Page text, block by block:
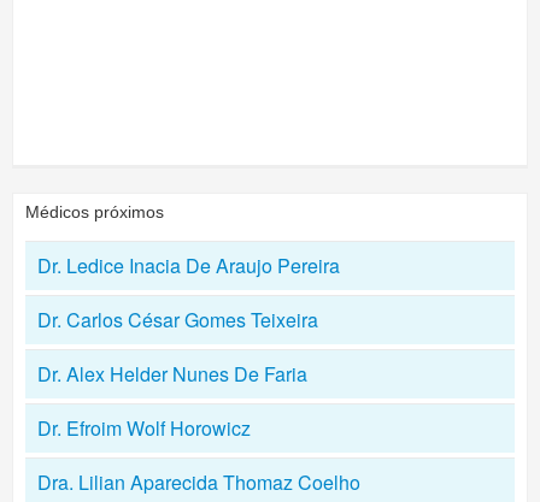
Médicos próximos
Dr. Ledice Inacia De Araujo Pereira
Dr. Carlos César Gomes Teixeira
Dr. Alex Helder Nunes De Faria
Dr. Efroim Wolf Horowicz
Dra. Lilian Aparecida Thomaz Coelho